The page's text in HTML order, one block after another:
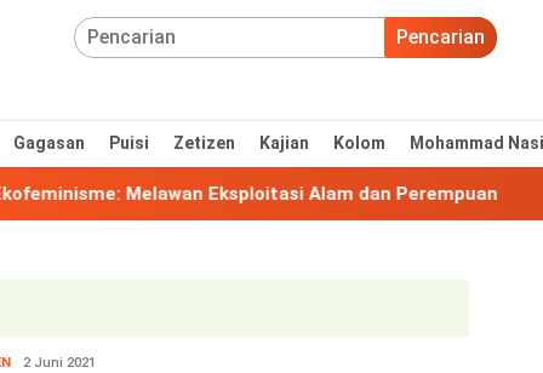
Pencarian
Gagasan Puisi Zetizen Kajian Kolom Mohammad
Melawan Eksploitasi Alam dan Perempuan
Wortelina
2 Juni 2021